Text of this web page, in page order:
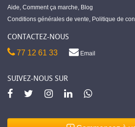
Aide, Comment ça marche, Blog
Conditions générales de vente, Politique de
CONTACTEZ-NOUS
77 12 61 33 Email
SUIVEZ-NOUS SUR